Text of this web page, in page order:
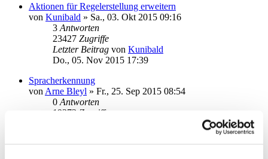
Aktionen für Regelerstellung erweitern
von Kunibald » Sa., 03. Okt 2015 09:16
3 Antworten
23427 Zugriffe
Letzter Beitrag von Kunibald
Do., 05. Nov 2015 17:39
Spracherkennung
von Arne Bleyl » Fr., 25. Sep 2015 08:54
0 Antworten
19373 Zugriffe